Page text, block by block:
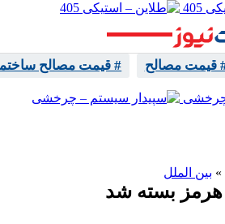
قیمت مصالح # قیمت مصالح
» بین الملل
هرمز بسته شد